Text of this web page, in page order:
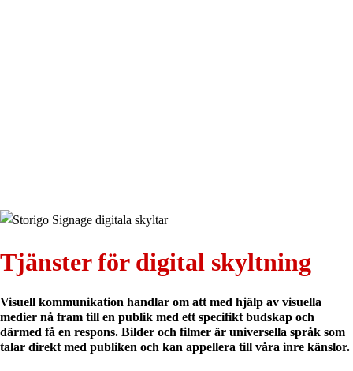
Tjänster för digital skyltning
Visuell kommunikation handlar om att med hjälp av visuella
medier nå fram till en publik med ett specifikt budskap och
därmed få en respons. Bilder och filmer är universella språk som
talar direkt med publiken och kan appellera till våra inre känslor.